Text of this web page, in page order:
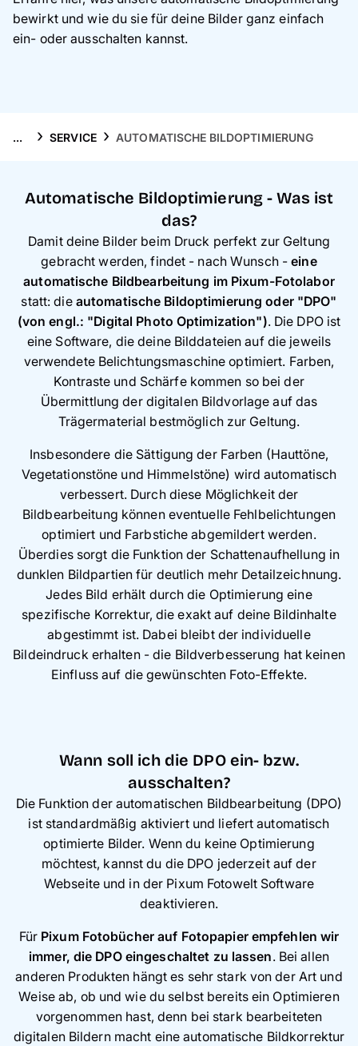
Handyhüllen
Reisekollektion
bewirkt und wie du sie für deine Bilder ganz einfach
ein- oder ausschalten kannst.
... SERVICE AUTOMATISCHE BILDOPTIMIERUNG
Automatische Bildoptimierung - Was ist
das?
Damit deine Bilder beim Druck perfekt zur Geltung
gebracht werden, findet - nach Wunsch -eine
automatische Bildbearbeitung im Pixum-Fotolabor
statt: die automatische Bildoptimierung oder "DPO"
(von engl.: "Digital Photo Optimization"). Die DPO ist
eine Software, die deine Bilddateien auf die jeweils
verwendete Belichtungsmaschine optimiert. Farben,
Kontraste und Schärfe kommen so bei der
Übermittlung der digitalen Bildvorlage auf das
Trägermaterial bestmöglich zur Geltung.
Insbesondere die Sättigung der Farben (Hauttöne,
Vegetationstöne und Himmelstöne) wird automatisch
verbessert. Durch diese Möglichkeit der
Bildbearbeitung können eventuelle Fehlbelichtungen
optimiert und Farbstiche abgemildert werden.
Überdies sorgt die Funktion der Schattenaufhellung in
dunklen Bildpartien für deutlich mehr Detailzeichnung.
Jedes Bild erhält durch die Optimierung eine
spezifische Korrektur, die exakt auf deine Bildinhalte
abgestimmt ist. Dabei bleibt der individuelle
Bildeindruck erhalten - die Bildverbesserung hat keinen
Einfluss auf die gewünschten Foto-Effekte.
Wann soll ich die DPO ein- bzw.
ausschalten?
Die Funktion der automatischen Bildbearbeitung (DPO)
ist standardmäßig aktiviert und liefert automatisch
optimierte Bilder. Wenn du keine Optimierung
möchtest, kannst du die DPO jederzeit auf der
Webseite und in der Pixum Fotowelt Software
deaktivieren.
Für Pixum Fotobücher auf Fotopapier empfehlen wir
immer, die DPO eingeschaltet zu lassen. Bei allen
anderen Produkten hängt es sehr stark von der Art und
Weise ab, ob und wie du selbst bereits ein Optimieren
vorgenommen hast, denn bei stark bearbeiteten
digitalen Bildern macht eine automatische Bildkorrektur